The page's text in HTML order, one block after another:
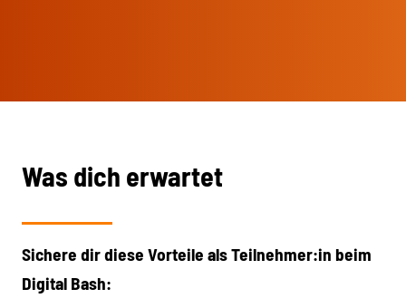
Was dich erwartet
Sichere dir diese Vorteile als Teilnehmer:in beim
Digital Bash: